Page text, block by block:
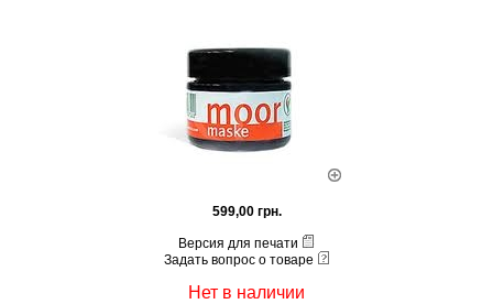
599,00 грн.
Версия для печати
Задать вопрос о товаре
Нет в наличии